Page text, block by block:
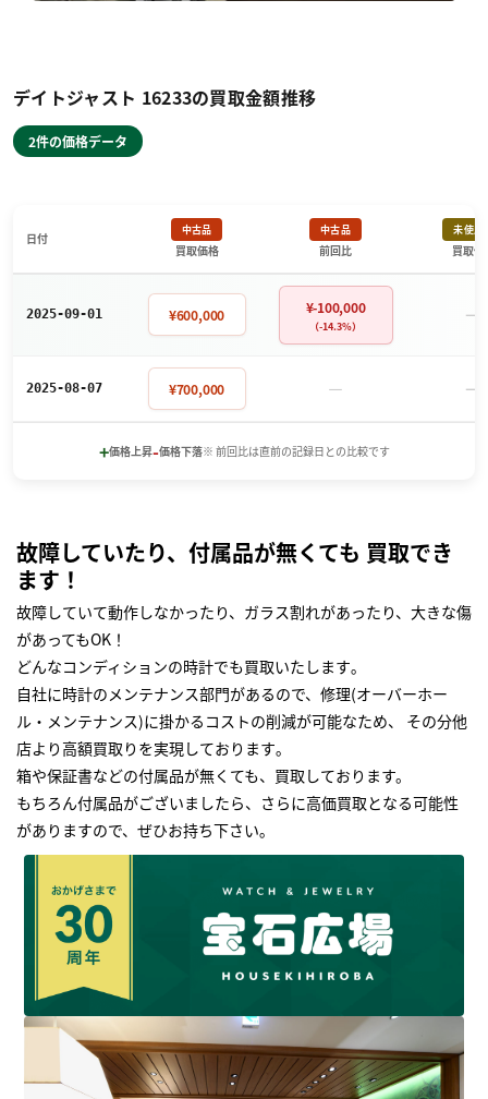
デイトジャスト 16233の買取金額推移
2件の価格データ
日付
中古品
買取価格
中古品
前回比
未使用
買取価
2025-09-01 ¥600,000 ¥-100,000
（-14.3%） －
2025-08-07 ¥700,000 － －
+価格上昇-価格下落※ 前回比は直前の記録日との比較です
故障していたり、付属品が無くても 買取でき
ます！
故障していて動作しなかったり、ガラス割れがあったり、大きな傷
があってもOK！
どんなコンディションの時計でも買取いたします｡
自社に時計のメンテナンス部門があるので、修理(オーバーホー
ル・メンテナンス)に掛かるコストの削減が可能なため、 その分他
店より高額買取りを実現しております｡
箱や保証書などの付属品が無くても、買取しております。
もちろん付属品がございましたら、さらに高価買取となる可能性
がありますので、ぜひお持ち下さい｡